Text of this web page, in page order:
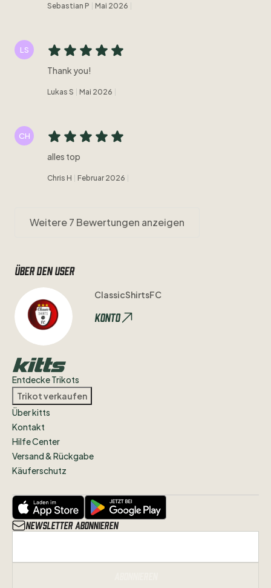
Sebastian P Mai 2026
LS
Thank you!
Lukas S Mai 2026
CH
alles top
Chris H Februar 2026
Weitere 7 Bewertungen anzeigen
Über den user
ClassicShirtsFC
Konto
Entdecke Trikots
Trikot verkaufen
Über kitts
Kontakt
Hilfe Center
Versand & Rückgabe
Käuferschutz
Newsletter abonnieren